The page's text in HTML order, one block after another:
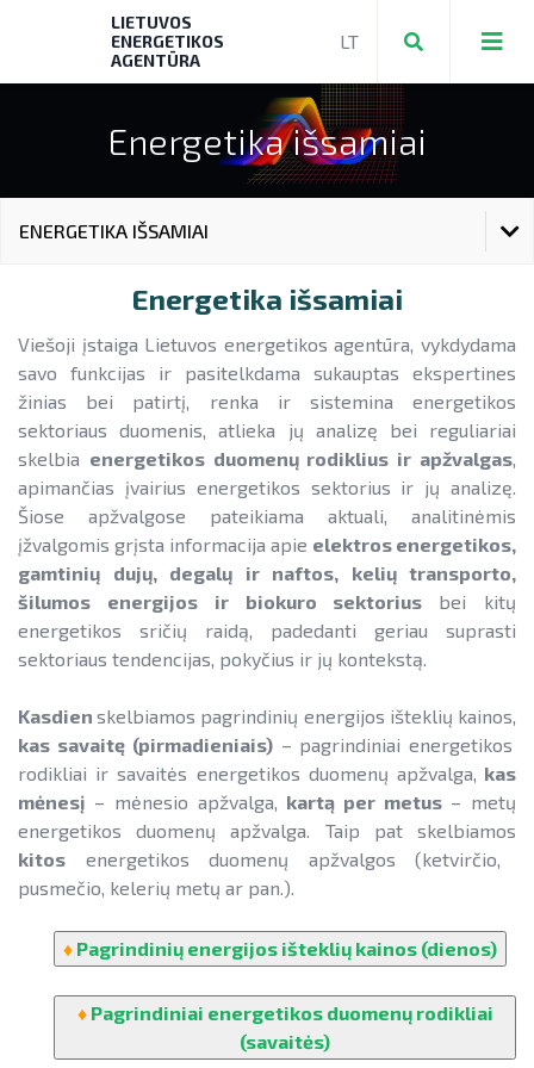
Teikti ir valdyti paraiškas bei mokėjimo
► PRIVAČIŲ ELEKTROMOBILIŲ ĮKROVIMO
PRIEIGŲ ĮRENGIMAS
► KATILŲ KEITIMAS
► PARAMA ENERGIJOS KAUPIMO
ĮRENGINIAMS
► PARAMA SAULĖS ELEKTRINĖMS
SAUSUMOJE
Reklaminiai paveikslėliai (baneriai)
paramai viešinti
AIE plėtros galimybių žemėlapis
Saulės elektrinių modulių ir elektros
energijos kaupimo įrenginių kainos
Energetikos bendrijos
Jūrinės vėjo energetikos plėtra
Vandenilis
Pažangos skatinant AEI plėtrą
ataskaitos ir kiti dokumentai
AEI transporte
Informacija apie AEI sistemas ir
įrenginius
AIE gamybos įrenginių montuotojų
atestavimo sistema
Savivaldybių AIE naudojimo plėtros
veiksmų planai
Rekomendacijos saulės elektrinėms
įrengti ant stogo
Procedūros ir leidimai
Leidiniai
NENS įgyvendinimo stebėsena
NEKS veiksmų plano įgyvendinimo
stebėsena
Energetika išsamiai
Elektros energetikos sektorius
Gamtinių dujų sektorius
Degalų ir naftos sektorius
Kelių transporto sektorius
Informacija apie paslaugų teikimą
ENSMOV Plus
PA Energy
CompositeCircle
EVE didinimo veiksmų planas
Pažangos įgyvendinant EVE tikslus
LIETUVOS
ENERGETIKOS
AGENTŪRA
Energetika išsamiai
ENERGETIKA IŠSAMIAI
ENERGETIKA IŠSAMIAI
pagrindinių energijos išteklių kainos (dienos)
pagrindiniai energetikos duomenų rodikliai
(savaitės)
energetikos duomenų apžvalgos (savaitės)
energetikos duomenų apžvalgos (mėnesio)
energetikos duomenų apžvalgos (metų)
kitos energetikos duomenų apžvalgos
GAMTINIŲ DUJŲ SEKTORIUS
DEGALŲ IR NAFTOS SEKTORIUS
KELIŲ TRANSPORTO SEKTORIUS
Energetika išsamiai
Viešoji įstaiga Lietuvos energetikos agentūra, vykdydama
savo funkcijas ir pasitelkdama sukauptas ekspertines
žinias bei patirtį, renka ir sistemina energetikos
sektoriaus duomenis, atlieka jų analizę bei reguliariai
skelbia energetikos duomenų rodiklius ir apžvalgas,
apimančias įvairius energetikos sektorius ir jų analizę.
Šiose apžvalgose pateikiama aktuali, analitinėmis
įžvalgomis grįsta informacija apie elektros energetikos,
gamtinių dujų, degalų ir naftos, kelių transporto,
šilumos energijos ir biokuro sektorius bei kitų
energetikos sričių raidą, padedanti geriau suprasti
sektoriaus tendencijas, pokyčius ir jų kontekstą.
Kasdien skelbiamos pagrindinių energijos išteklių kainos,
kas savaitę (pirmadieniais)– pagrindiniai energetikos
rodikliai ir savaitės energetikos duomenų apžvalga, kas
mėnesį – mėnesio apžvalga, kartą per metus – metų
energetikos duomenų apžvalga. Taip pat skelbiamos
kitos energetikos duomenų apžvalgos (ketvirčio,
pusmečio, kelerių metų ar pan.).
♦ Pagrindinių energijos išteklių kainos (dienos)
♦Pagrindiniai energetikos duomenų rodikliai
(savaitės)